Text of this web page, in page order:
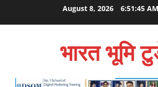
August 8, 2026 6:51:46 AM
भारत भूमि